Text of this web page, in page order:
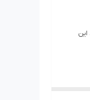
این